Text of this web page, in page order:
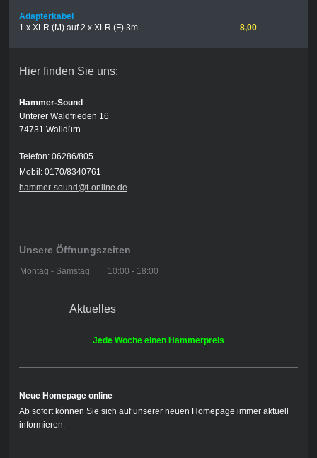
Adapterkabel
1 x XLR (M) auf 2 x XLR (F) 3m
8,00
Hier finden Sie uns:
Hammer-Sound
Unterer Waldfrieden 16
74731 Walldürn
Telefon: 06286/805
Mobil: 0170/8340761
hammer-sound@t-online.de
Unsere Öffnungszeiten
Montag - Samstag 10:00 - 18:00
Aktuelles
Jede Woche einen Hammerpreis
Neue Homepage online
Ab sofort können Sie sich auf unserer neuen Homepage immer aktuell
informieren